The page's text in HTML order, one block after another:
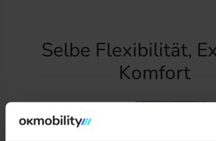
Selbe Flexibilität,
Komfort